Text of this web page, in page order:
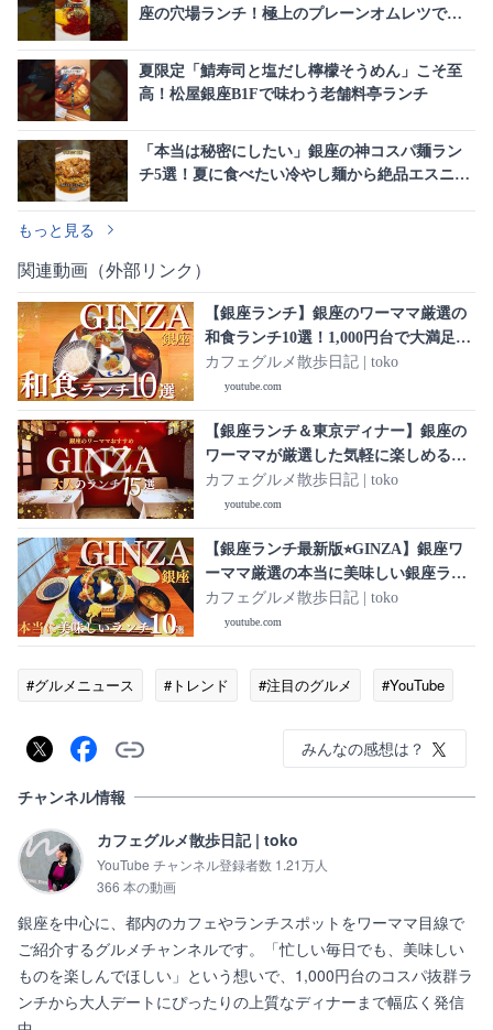
座の穴場ランチ！極上のプレーンオムレツで上
夏限定「鯖寿司と塩だし檸檬そうめん」こそ至
高！松屋銀座B1Fで味わう老舗料亭ランチ
「本当は秘密にしたい」銀座の神コスパ麺ラン
チ5選！夏に食べたい冷やし麺から絶品エスニッ
もっと見る
関連動画（外部リンク）
【銀座ランチ】銀座のワーママ厳選の
和食ランチ10選！1,000円台で大満足の
ランチを集めました♡夜は高級な銀座
のお店が提供する上質でコスパ最高の
和食膳！
カフェグルメ散歩日記 | toko
youtube.com
【銀座ランチ＆東京ディナー】銀座の
ワーママが厳選した気軽に楽しめる銀
座ランチ10選💖大人デートにおすすめ
の東京ディナー5選✨
カフェグルメ散歩日記 | toko
youtube.com
【銀座ランチ最新版⭐︎GINZA】銀座ワ
ーママ厳選の本当に美味しい銀座ラン
チ最新版♡GINZA lunch♡
カフェグルメ散歩日記 | toko
youtube.com
#グルメニュース #トレンド #注目のグルメ #YouTube
みんなの感想は？
チャンネル情報
カフェグルメ散歩日記 | toko
YouTube チャンネル登録者数 1.21万人
366 本の動画
銀座を中心に、都内のカフェやランチスポットをワーママ目線で
ご紹介するグルメチャンネルです。「忙しい毎日でも、美味しい
ものを楽しんでほしい」という想いで、1,000円台のコスパ抜群ラ
ンチから大人デートにぴったりの上質なディナーまで幅広く発信